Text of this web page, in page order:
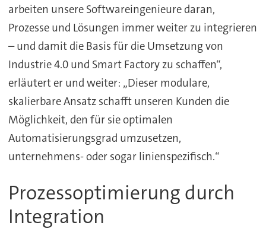
arbeiten unsere Softwareingenieure daran,
Prozesse und Lösungen immer weiter zu integrieren
– und damit die Basis für die Umsetzung von
Industrie 4.0 und Smart Factory zu schaffen“,
erläutert er und weiter: „Dieser modulare,
skalierbare Ansatz schafft unseren Kunden die
Möglichkeit, den für sie optimalen
Automatisierungsgrad umzusetzen,
unternehmens- oder sogar linienspezifisch.“
Prozessoptimierung durch
Integration